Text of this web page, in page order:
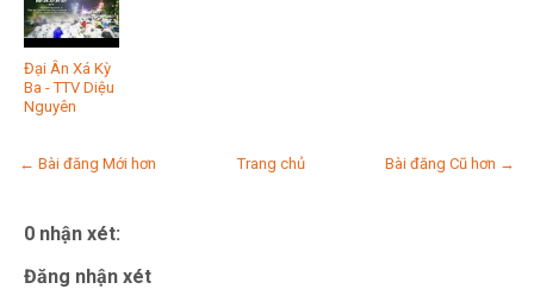
Đại Ân Xá Kỳ
Ba - TTV Diệu
Nguyên
← Bài đăng Mới hơn Bài đăng Cũ hơn →
Trang chủ
0 nhận xét:
Đăng nhận xét